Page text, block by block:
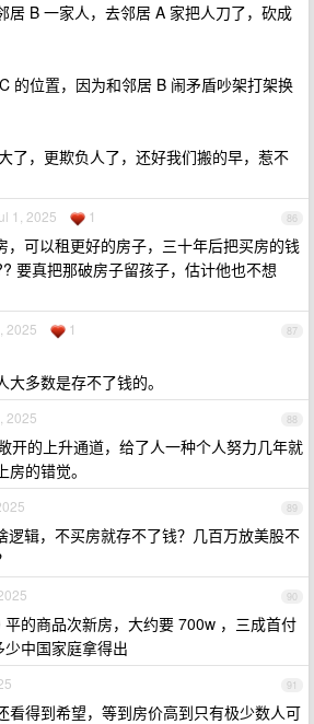
居 B 一家人，去邻居 A 家把人刀了，砍成
的位置，因为和邻居 B 闹矛盾吵架打架换
了，更欺负人了，还好我们搬的早，惹不
86
1, 2025 1
，可以租更好的房子，三十年后把买房的钱
要真把那破房子留孩子，估计他也不想
87
2025 1
多数是存不了钱的。
88
2025
开的上升通道，给了人一种个人努力几年就
的错觉。
89
逻辑，不买房就存不了钱？几百万放美股不
90
平的商品次新房，大约要 700w ，三成首付
中国家庭拿得出
91
看得到希望，等到房价高到只有极少数人可